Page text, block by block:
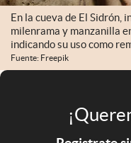
abre en nueva pestaña
Argentina
En la cueva de El
milenrama y manzanilla
indicando su uso como
Fuente: Freepik